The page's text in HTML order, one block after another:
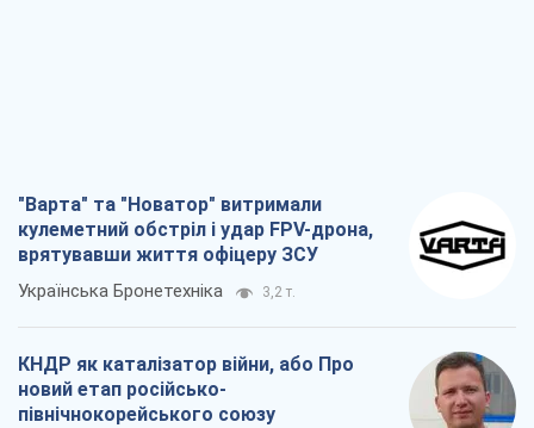
"Варта" та "Новатор" витримали
кулеметний обстріл і удар FPV-дрона,
врятувавши життя офіцеру ЗСУ
Українська Бронетехніка 3,2 т.
КНДР як каталізатор війни, або Про
новий етап російсько-
північнокорейського союзу